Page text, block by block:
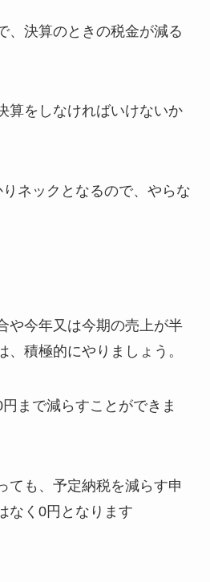
、決算のときの税金が減る
算をしなければいけないか
ネックとなるので、やらな
や今年又は今期の売上が半
、積極的にやりましょう。
まで減らすことができま
ても、予定納税を減らす申
なく0円となります